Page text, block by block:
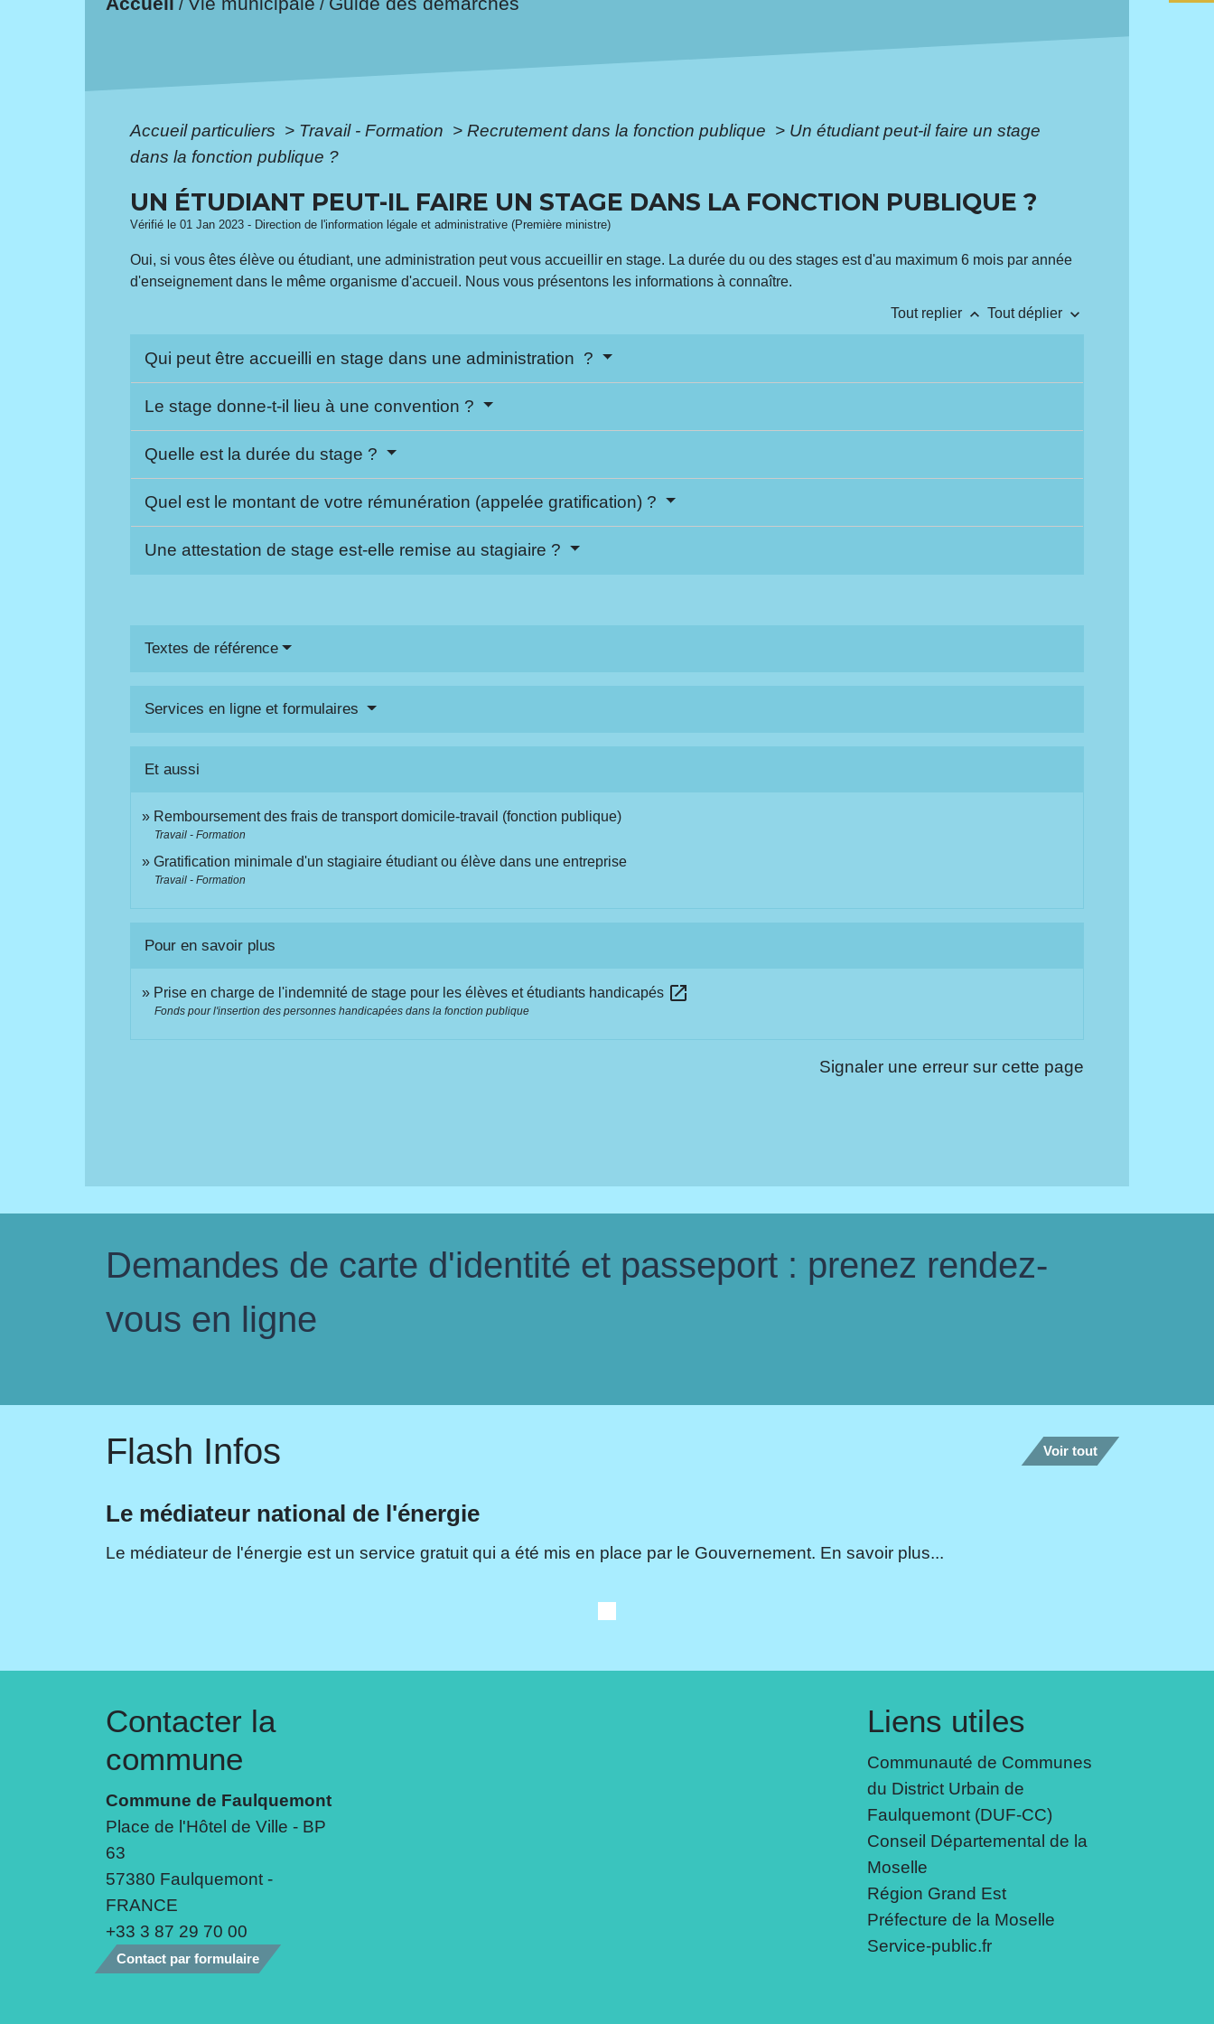
/ /
Accueil particuliers > Travail - Formation > Recrutement dans la fonction publique > Un étudiant peut-il faire un stage
dans la fonction publique ?
UN ÉTUDIANT PEUT-IL FAIRE UN STAGE DANS LA FONCTION PUBLIQUE ?
Vérifié le 01 Jan 2023 - Direction de l'information légale et administrative (Première ministre)
Oui, si vous êtes élève ou étudiant, une administration peut vous accueillir en stage. La durée du ou des stages est d'au maximum 6 mois par année
d'enseignement dans le même organisme d'accueil. Nous vous présentons les informations à connaître.
Tout replier keyboard_arrow_up Tout déplier keyboard_arrow_down
Qui peut être accueilli en stage dans une administration ?
Le stage donne-t-il lieu à une convention ?
Quelle est la durée du stage ?
Quel est le montant de votre rémunération (appelée gratification) ?
Une attestation de stage est-elle remise au stagiaire ?
Textes de référence
Services en ligne et formulaires
Et aussi
Remboursement des frais de transport domicile-travail (fonction publique)
Travail - Formation
Gratification minimale d'un stagiaire étudiant ou élève dans une entreprise
Travail - Formation
Pour en savoir plus
Prise en charge de l'indemnité de stage pour les élèves et étudiants handicapés open_in_new
Fonds pour l'insertion des personnes handicapées dans la fonction publique
Signaler une erreur sur cette page
Demandes de carte d'identité et passeport : prenez rendez-
vous en ligne
Flash Infos Voir tout
Le médiateur national de l'énergie
Le médiateur de l'énergie est un service gratuit qui a été mis en place par le Gouvernement. En savoir plus...
Contacter la
commune
Commune de Faulquemont
Place de l'Hôtel de Ville - BP
63
57380 Faulquemont -
FRANCE
+33 3 87 29 70 00
Contact par formulaire
Liens utiles
Communauté de Communes
du District Urbain de
Faulquemont (DUF-CC)
Conseil Départemental de la
Moselle
Région Grand Est
Préfecture de la Moselle
Service-public.fr